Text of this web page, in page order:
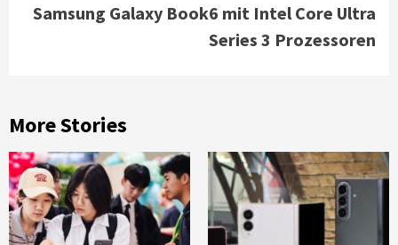
Samsung Galaxy Book6 mit Intel Core Ultra
Series 3 Prozessoren
More Stories